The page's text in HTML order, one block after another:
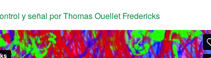
y señal por Thomas Ouellet Fredericks